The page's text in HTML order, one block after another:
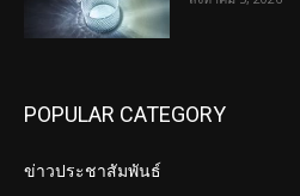
POPULAR CATEGORY
ข่าวประชาสัมพันธ์